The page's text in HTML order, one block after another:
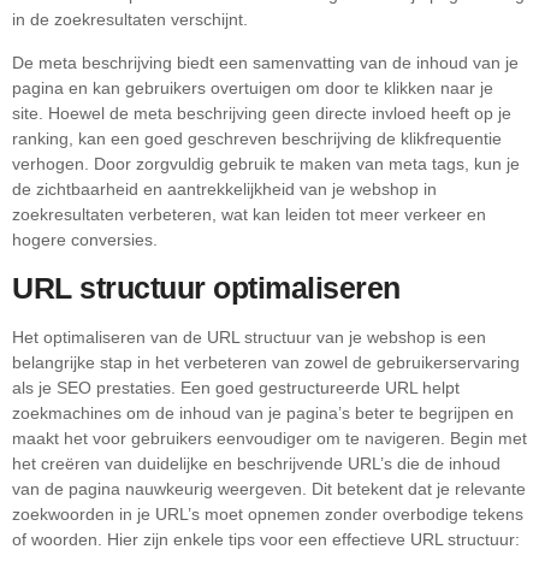
in de zoekresultaten verschijnt.
De meta beschrijving biedt een samenvatting van de inhoud van je
pagina en kan gebruikers overtuigen om door te klikken naar je
site. Hoewel de meta beschrijving geen directe invloed heeft op je
ranking, kan een goed geschreven beschrijving de klikfrequentie
verhogen. Door zorgvuldig gebruik te maken van meta tags, kun je
de zichtbaarheid en aantrekkelijkheid van je webshop in
zoekresultaten verbeteren, wat kan leiden tot meer verkeer en
hogere conversies.
URL structuur optimaliseren
Het optimaliseren van de URL structuur van je webshop is een
belangrijke stap in het verbeteren van zowel de gebruikerservaring
als je SEO prestaties. Een goed gestructureerde URL helpt
zoekmachines om de inhoud van je pagina’s beter te begrijpen en
maakt het voor gebruikers eenvoudiger om te navigeren. Begin met
het creëren van duidelijke en beschrijvende URL’s die de inhoud
van de pagina nauwkeurig weergeven. Dit betekent dat je relevante
zoekwoorden in je URL’s moet opnemen zonder overbodige tekens
of woorden. Hier zijn enkele tips voor een effectieve URL structuur: